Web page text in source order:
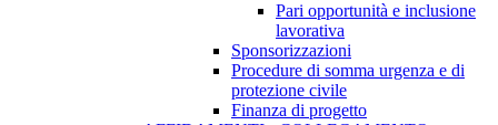
Pari opportunità e inclusione
lavorativa
Sponsorizzazioni
Procedure di somma urgenza e di
protezione civile
Finanza di progetto